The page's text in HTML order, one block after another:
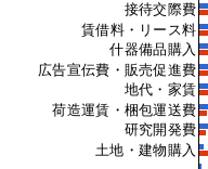
接待交際費
賃借料・リース料
什器備品購入
広告宣伝費・販売促進費
地代・家賃
荷造運賃・梱包運送費
研究開発費
土地・建物購入